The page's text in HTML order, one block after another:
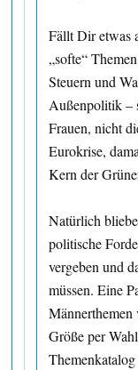
Fällt Dir etwas
„softe“
Steuern und
Außenpolitik –
Frauen, nicht
Eurokrise,
Kern der
Natürlich
politische
vergeben und
müssen. Eine
Größe per